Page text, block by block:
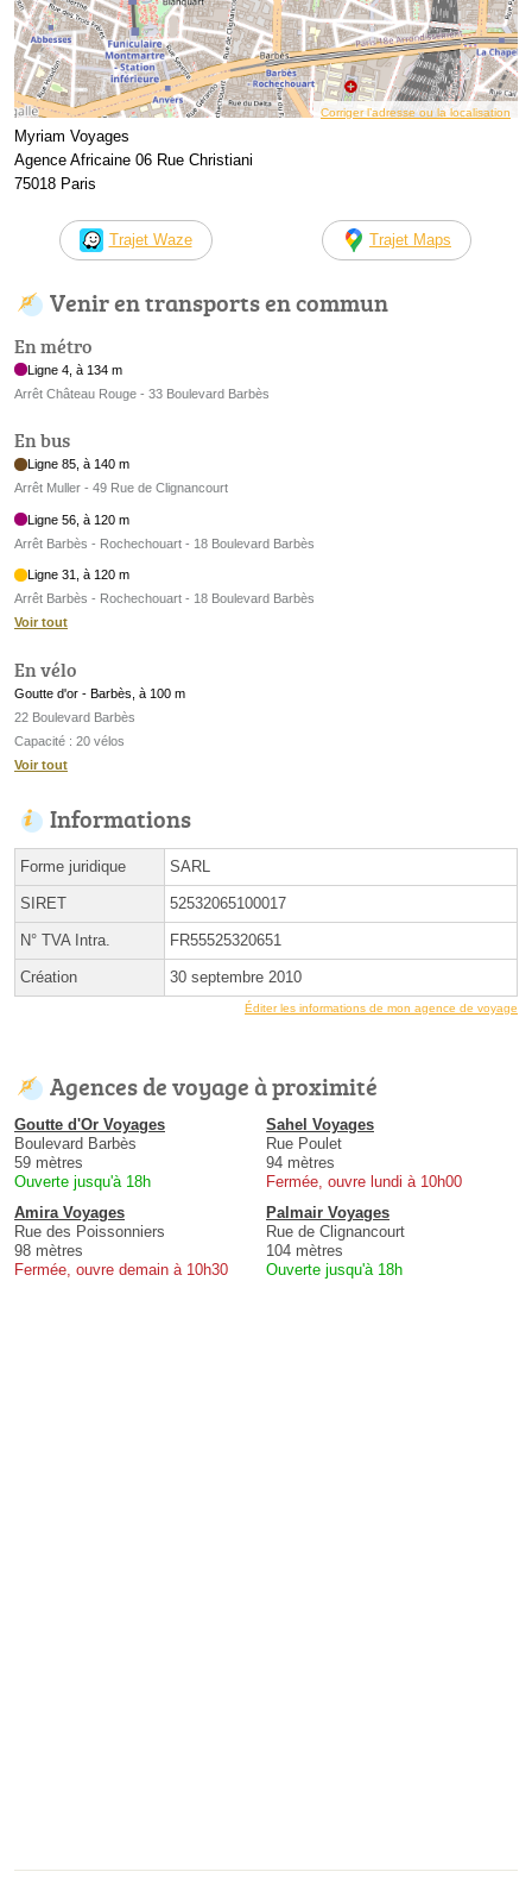
Corriger l’adresse ou la localisation
Myriam Voyages
Agence Africaine 06 Rue Christiani
75018 Paris
Trajet Waze Trajet Maps
Venir en transports en commun
En métro
Ligne 4, à 134 m
Arrêt Château Rouge - 33 Boulevard Barbès
En bus
Ligne 85, à 140 m
Arrêt Muller - 49 Rue de Clignancourt
Ligne 56, à 120 m
Arrêt Barbès - Rochechouart - 18 Boulevard Barbès
Ligne 31, à 120 m
Arrêt Barbès - Rochechouart - 18 Boulevard Barbès
Voir tout
En vélo
Goutte d'or - Barbès, à 100 m
22 Boulevard Barbès
Capacité : 20 vélos
Voir tout
Informations
Forme juridique SARL
SIRET 52532065100017
N° TVA Intra. FR55525320651
Création 30 septembre 2010
Éditer les informations de mon agence de voyage
Agences de voyage à proximité
Goutte d'Or Voyages
Boulevard Barbès
59 mètres
Ouverte jusqu'à 18h
Sahel Voyages
Rue Poulet
94 mètres
Fermée, ouvre lundi à 10h00
Amira Voyages
Rue des Poissonniers
98 mètres
Fermée, ouvre demain à 10h30
Palmair Voyages
Rue de Clignancourt
104 mètres
Ouverte jusqu'à 18h